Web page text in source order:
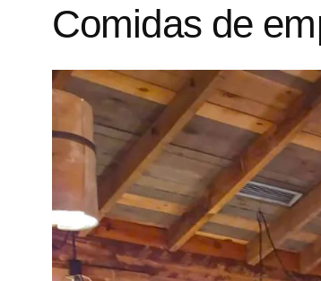
Comidas de